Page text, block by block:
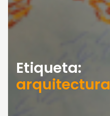
Etiqueta:
arquitectura